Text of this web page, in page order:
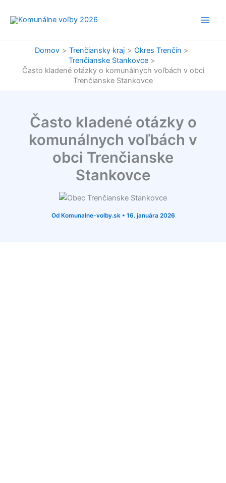
Domov Trenčiansky kraj
Okres Trenčín
Trenčianske Stankovce
Často kladené otázky o komunálnych voľbách v obci
Trenčianske Stankovce
Často kladené otázky o
komunálnych voľbách v
obci Trenčianske
Stankovce
Od Komunalne-volby.sk • 16. januára 2026